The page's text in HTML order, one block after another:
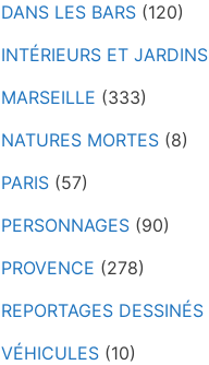
DANS LES BARS (120)
INTÉRIEURS ET JARDINS
MARSEILLE (333)
NATURES MORTES (8)
PARIS (57)
PERSONNAGES (90)
PROVENCE (278)
REPORTAGES DESSINÉS
VÉHICULES (10)